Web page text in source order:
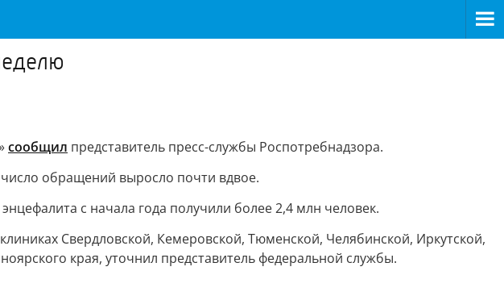
сообщил представитель пресс-службы Роспотребнадзора.
обращений выросло почти вдвое.
с начала года получили более 2,4 млн человек.
Свердловской, Кемеровской, Тюменской, Челябинской, Иркутской,
края, уточнил представитель федеральной службы.